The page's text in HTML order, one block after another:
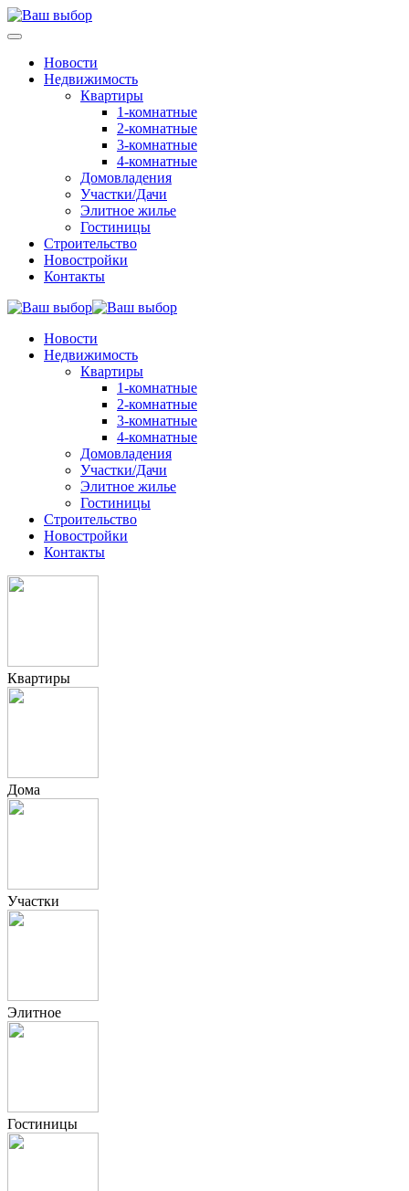
Новости
Недвижимость
Квартиры
1-комнатные
2-комнатные
3-комнатные
4-комнатные
Домовладения
Участки/Дачи
Элитное жилье
Гостиницы
Строительство
Новостройки
Контакты
Новости
Недвижимость
Квартиры
1-комнатные
2-комнатные
3-комнатные
4-комнатные
Домовладения
Участки/Дачи
Элитное жилье
Гостиницы
Строительство
Новостройки
Контакты
Квартиры
Дома
Участки
Элитное
Гостиницы